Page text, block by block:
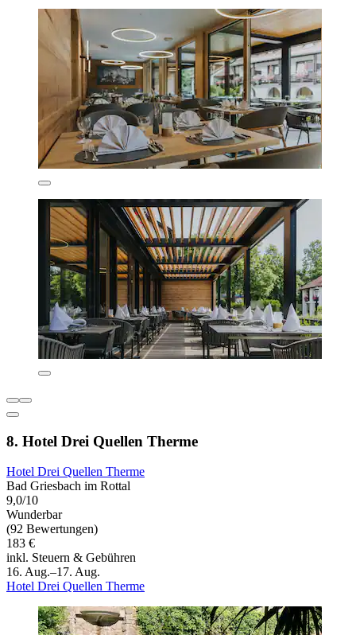
8. Hotel Drei Quellen Therme
Hotel Drei Quellen Therme
Bad Griesbach im Rottal
9,0/10
Wunderbar
(92 Bewertungen)
183 €
inkl. Steuern & Gebühren
16. Aug.–17. Aug.
Hotel Drei Quellen Therme